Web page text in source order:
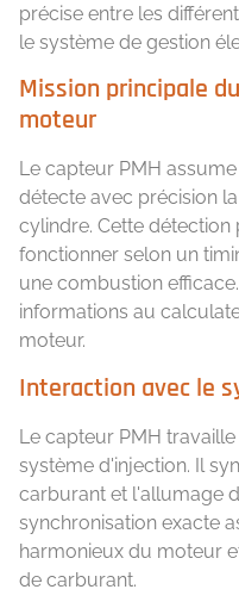
précise entre les
le système de gestion
Mission principale
moteur
Le capteur PMH
détecte avec précision
cylindre. Cette
fonctionner selon un
une combustion
informations au
moteur.
Interaction avec le
Le capteur PMH
système d'injection. Il
carburant et l'allumage
synchronisation exacte
harmonieux du moteur
de carburant.